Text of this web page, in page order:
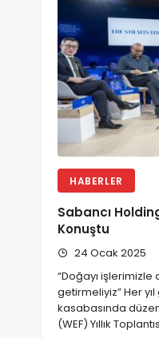
HABERLER
Sabancı
Konuştu
24 Ocak 2025
“Doğayı
getirmeliyiz” Her
kasabasında
(WEF) Yıllık